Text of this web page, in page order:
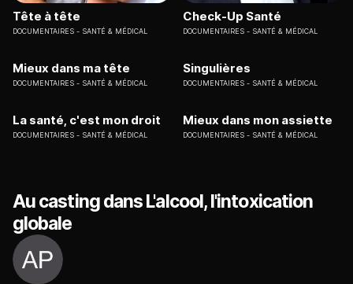
Tête à tête
DOCUMENTAIRES SANTÉ & MÉDICAL
Check-Up Santé
DOCUMENTAIRES SANTÉ & MÉDICAL
Mieux dans ma tête
DOCUMENTAIRES SANTÉ & MÉDICAL
Singulières
DOCUMENTAIRES SANTÉ & MÉDICAL
La santé, c'est mon droit
DOCUMENTAIRES SANTÉ & MÉDICAL
Mieux dans mon assiette
DOCUMENTAIRES SANTÉ & MÉDICAL
Au casting dans L'alcool, l'intoxication
globale